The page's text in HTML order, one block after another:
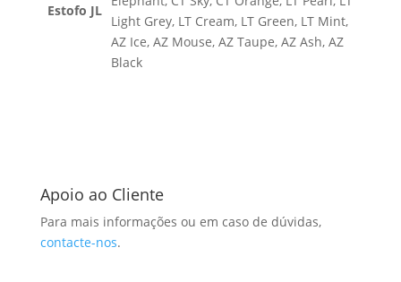
Estofo JL
Light Grey, LT Cream, LT Green, LT Mint,
AZ Ice, AZ Mouse, AZ Taupe, AZ Ash, AZ
Black
Apoio ao Cliente
Para mais informações ou em caso de dúvidas,
contacte-nos.